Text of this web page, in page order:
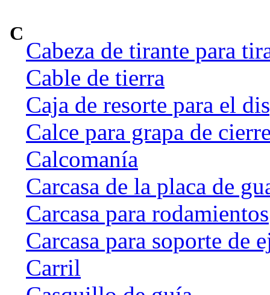
C
Cabeza de tirante para
Cable de tierra
Caja de resorte para el
Calce para grapa de
Calcomanía
Carcasa de la placa de
Carcasa para rodamientos
Carcasa para soporte de
Carril